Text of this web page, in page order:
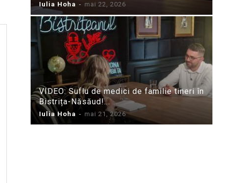
Iulia Hoha - mai 22, 2026
VIDEO: Suflu de medici de familie tineri în
Bistrița-Năsăud!...
Iulia Hoha - mai 21, 2026